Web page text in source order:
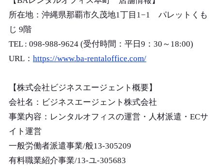
所在地：沖縄県那覇市久茂地1丁目1−1 パレットくも
じ 9階
TEL : 098-988-9624 (受付時間：平日9：30～18:00)
URL： https://www.ba-rentaloffice.com/
【株式会社ビジネスエージェント概要】
会社名：ビジネスエージェント株式会社
事業内容：レンタルオフィスの運営・人材派遣・ECサ
イト運営
一般労働者派遣事業/般13-305209
有料職業紹介事業/13-ユ-305683